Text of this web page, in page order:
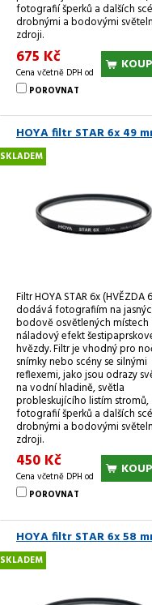
fotografií šperků a dalších
drobnými a bodovými
zdroji.
675 Kč
Cena včetně DPH od
POROVNAT
HOYA filtr STAR 6x 49
SKLADEM
Filtr HOYA STAR 6x (HVĚZDA
dodává fotografiím na
bodově osvětlených místech
náladový efekt
hvězdy. Filtr je vhodný pro
snímky nebo scény se silnými
reflexemi, jako jsou odrazy
na vodní hladině, světla
probleskujícího listím stromů,
fotografií šperků a dalších
drobnými a bodovými
zdroji.
450 Kč
Cena včetně DPH od
POROVNAT
HOYA filtr STAR 6x 58
SKLADEM